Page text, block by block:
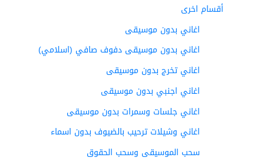
أقسام اخرى
اغاني بدون موسيقى
اغاني بدون موسيقى دفوف صافي (اسلامي)
اغاني تخرج بدون موسيقى
اغاني اجنبي بدون موسيقى
اغاني جلسات وسمرات بدون موسيقى
اغاني وشيلات ترحيب بالضيوف بدون اسماء
سحب الموسيقى وسحب الحقوق